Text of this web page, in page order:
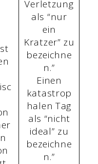
Verletzung
als “nur
ein
Kratzer” zu
bezeichne
n.”
Einen
katastrop
halen Tag
als “nicht
ideal” zu
bezeichne
n.”